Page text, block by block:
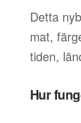
Detta
mat,
tiden,
Hur